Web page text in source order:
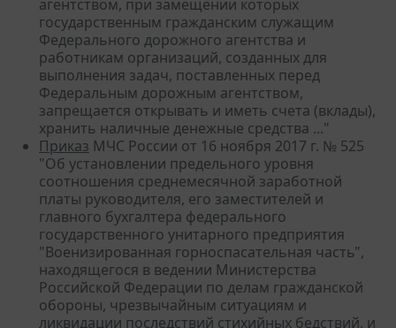
агентством, при замещении которых
государственным гражданским служащим
Федерального дорожного агентства и
работникам организаций, созданных для
выполнения задач, поставленных перед
Федеральным дорожным агентством,
запрещается открывать и иметь счета (вклады),
хранить наличные денежные средства ..."
Приказ МЧС России от 16 ноября 2017 г. № 525
"Об установлении предельного уровня
соотношения среднемесячной заработной
платы руководителя, его заместителей и
главного бухгалтера федерального
государственного унитарного предприятия
"Военизированная горноспасательная часть",
находящегося в ведении Министерства
Российской Федерации по делам гражданской
обороны, чрезвычайным ситуациям и
ликвидации последствий стихийных бедствий, и